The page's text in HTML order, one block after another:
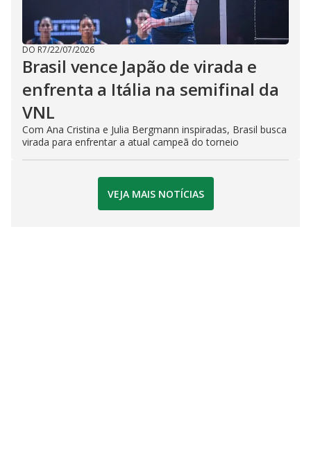
DO R7/22/07/2026
Brasil vence Japão de virada e
enfrenta a Itália na semifinal da
VNL
Com Ana Cristina e Julia Bergmann inspiradas, Brasil busca
virada para enfrentar a atual campeã do torneio
VEJA MAIS NOTÍCIAS